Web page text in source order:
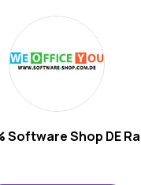
Software Shop DE